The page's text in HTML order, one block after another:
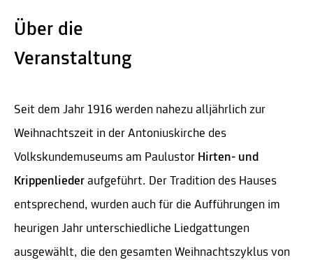
Über die
Veranstaltung
Seit dem Jahr 1916 werden nahezu alljährlich zur
Weihnachtszeit in der Antoniuskirche des
Volkskundemuseums am Paulustor Hirten- und
Krippenlieder aufgeführt. Der Tradition des Hauses
entsprechend, wurden auch für die Aufführungen im
heurigen Jahr unterschiedliche Liedgattungen
ausgewählt, die den gesamten Weihnachtszyklus von